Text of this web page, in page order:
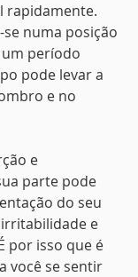
rapidamente.
numa posição
período
pode levar a
e no
parte pode
do seu
e
por isso que é
você se sentir